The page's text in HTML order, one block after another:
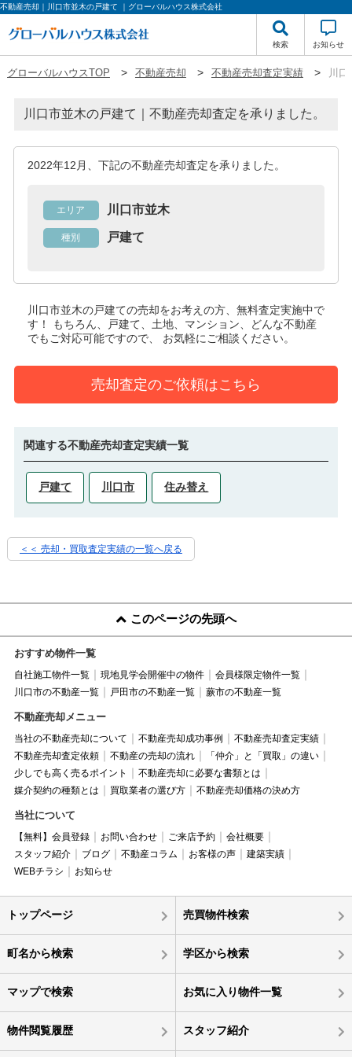
不動産売却｜川口市並木の戸建て ｜グローバルハウス株式会社
検索 お知らせ
グローバルハウスTOP 不動産売却 不動産売却査定実績 川
川口市並木の戸建て｜不動産売却査定を承りました。
2022年12月、下記の不動産売却査定を承りました。
エリア 川口市並木
種別 戸建て
川口市並木の戸建ての売却をお考えの方、無料査定実施中で
す！
もちろん、戸建て、土地、マンション、どんな不動産
でもご対応可能ですので、 お気軽にご相談ください。
売却査定のご依頼はこちら
関連する不動産売却査定実績一覧
戸建て 川口市 住み替え
＜＜ 売却・買取査定実績の一覧へ戻る
このページの先頭へ
おすすめ物件一覧
自社施工物件一覧 現地見学会開催中の物件
会員様限定物件一覧
川口市の不動産一覧
戸田市の不動産一覧 蕨市の不動産一覧
不動産売却メニュー
当社の不動産売却について 不動産売却成功事例
不動産売却査定実績
不動産売却査定依頼
不動産の売却の流れ
「仲介」と「買取」の違い
少しでも高く売るポイント
不動産売却に必要な書類とは
媒介契約の種類とは
買取業者の選び方 不動産売却価格の決め方
当社について
【無料】会員登録 お問い合わせ ご来店予約
会社概要
スタッフ紹介
ブログ 不動産コラム お客様の声
建築実績
WEBチラシ
お知らせ
トップページ 売買物件検索
町名から検索 学区から検索
マップで検索 お気に入り物件一覧
物件閲覧履歴 スタッフ紹介